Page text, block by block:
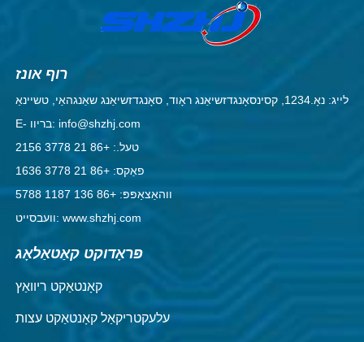
רוף אונז
לייג: נאָ.1234, קסינסאָנגדזשיאַנג ראָוד, סאָנגדזשיאַנג שאַנגהאַי, טשיינאַ
E- בריוו: info@shzhj.com
טעל.: +86 21 3778 2156
פאַקס: +86 21 3778 1636
ווהאַצאַפּפּ: +86 136 1187 5788
וועבסייט: www.shzhj.com
פּראָדוקט קאַטאַלאָג
קאָנטאַקט ריוואַץ
עלעקטריקאַל קאָנטאַקט עצות